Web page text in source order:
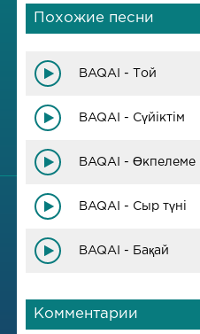
Похожие песни
BAQAI - Той
BAQAI - Сүйіктім
BAQAI - Өкпелеме
BAQAI - Сыр түні
BAQAI - Бақай
Комментарии